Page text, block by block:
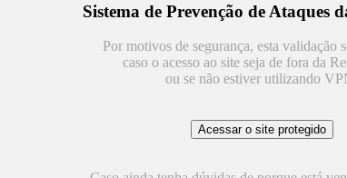
Sistema de Prevenção de Ataques
Por motivos de segurança, esta validação
caso o acesso ao site seja de fora da
ou se não estiver utilizando